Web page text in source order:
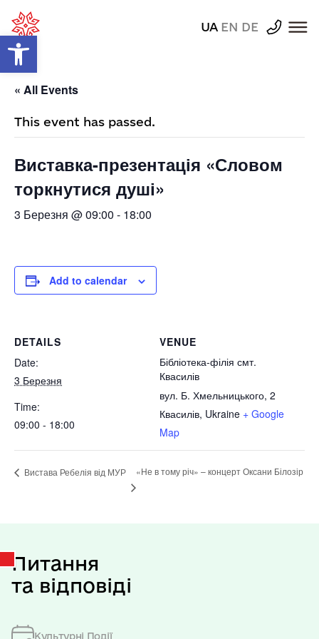
Відкрити Панель інструментів
UA EN DE
« All Events
This event has passed.
Виставка-презентація «Словом
торкнутися душі»
3 Березня @ 09:00 - 18:00
Add to calendar
DETAILS
Date:
3 Березня
Time:
09:00 - 18:00
VENUE
Бібліотека-філія смт.
Квасилів
вул. Б. Хмельницького, 2
Квасилів, Ukraine + Google
Map
Вистава Ребелія від МУР «Не в тому річ» – концерт Оксани Білозір
Питання
та відповіді
Культурні Події